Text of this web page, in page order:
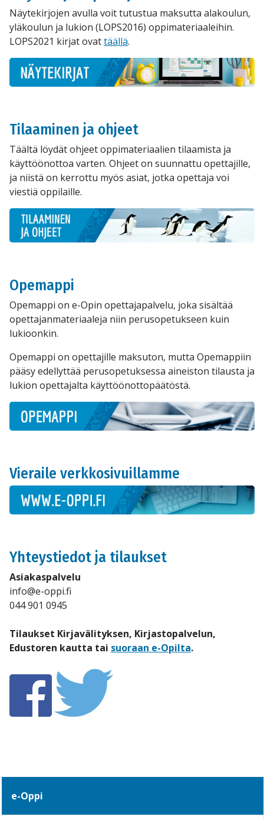
Näytekirjojen avulla voit tutustua maksutta alakoulun,
yläkoulun ja lukion (LOPS2016) oppimateriaaleihin.
LOPS2021 kirjat ovattäällä.
Tilaaminen ja ohjeet
Täältä löydät ohjeet oppimateriaalien tilaamista ja
käyttöönottoa varten. Ohjeet on suunnattu opettajille,
ja niistä on kerrottu myös asiat, jotka opettaja voi
viestiä oppilaille.
Opemappi
Opemappi on e-Opin opettajapalvelu, joka sisältää
opettajanmateriaaleja niin perusopetukseen kuin
lukioonkin.
Opemappi on opettajille maksuton, mutta Opemappiin
pääsy edellyttää perusopetuksessa aineiston tilausta ja
lukion opettajalta käyttöönottopäätöstä.
Vieraile verkkosivuillamme
Yhteystiedot ja tilaukset
Asiakaspalvelu
info@e-oppi.fi
044 901 0945
Tilaukset Kirjavälityksen, Kirjastopalvelun,
Edustoren kautta tai suoraan e-Opilta.
e-Oppi